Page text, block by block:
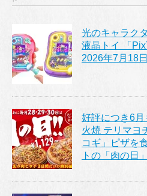
光のキャラク
液晶トイ 「
2026年7月18
好評につき6
火焼 テリマヨ
コギ」ピザを
トの「肉の日